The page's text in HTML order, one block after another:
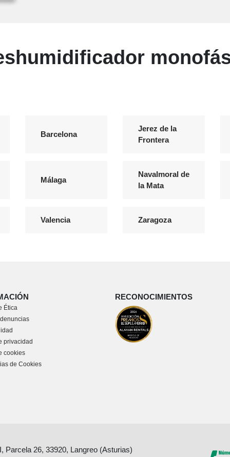
Barcelona
Jerez de la
Frontera
Málaga
Navalmoral de
la Mata
Valencia Zaragoza
Ética
privacidad
cookies
de Cookies
RECONOCIMIENTOS
Parcela 26, 33920, Langreo (Asturias)